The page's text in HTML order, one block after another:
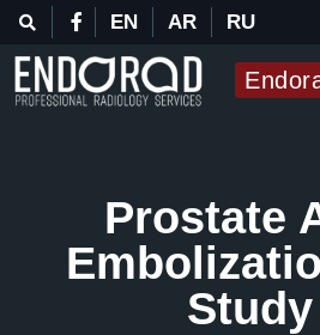
RU
AR
EN
Prostate